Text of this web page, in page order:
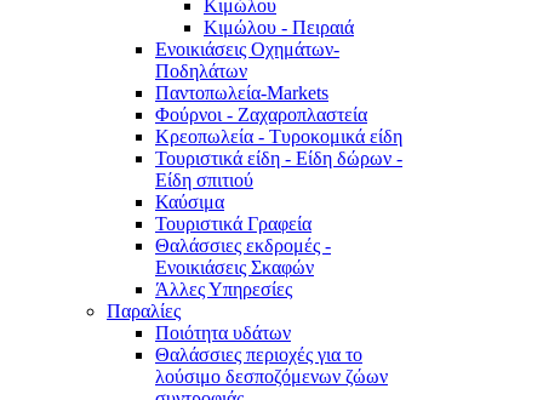
Κιμώλου
Κιμώλου - Πειραιά
Ενοικιάσεις Οχημάτων-
Ποδηλάτων
Παντοπωλεία-Markets
Φούρνοι - Ζαχαροπλαστεία
Κρεοπωλεία - Τυροκομικά είδη
Τουριστικά είδη - Είδη δώρων -
Είδη σπιτιού
Καύσιμα
Τουριστικά Γραφεία
Θαλάσσιες εκδρομές -
Ενοικιάσεις Σκαφών
Άλλες Υπηρεσίες
Παραλίες
Ποιότητα υδάτων
Θαλάσσιες περιοχές για το
λούσιμο δεσποζόμενων ζώων